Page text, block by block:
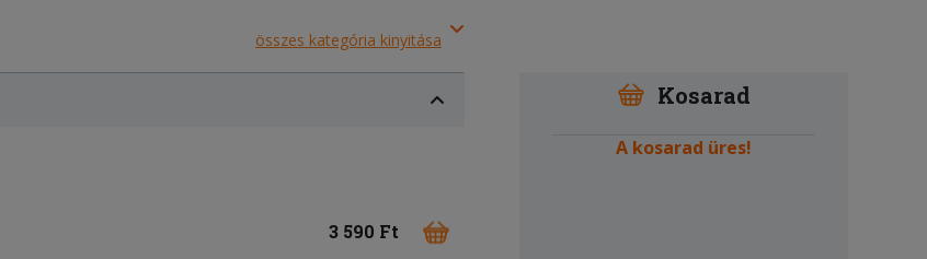
összes kategória kinyitása
3 590 Ft
Kosarad
A kosarad üres!